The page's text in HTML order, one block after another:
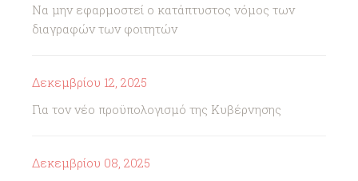
Να μην εφαρμοστεί ο κατάπτυστος νόμος των
διαγραφών των φοιτητών
Δεκεμβρίου 12, 2025
Για τον νέο προϋπολογισμό της Κυβέρνησης
Δεκεμβρίου 08, 2025